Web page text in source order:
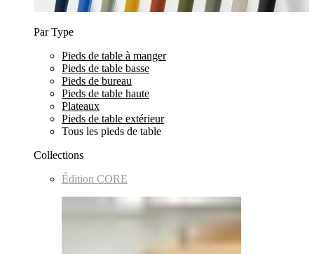
Par Type
Pieds de table à manger
Pieds de table basse
Pieds de bureau
Pieds de table haute
Plateaux
Pieds de table extérieur
Tous les pieds de table
Collections
Édition CORE